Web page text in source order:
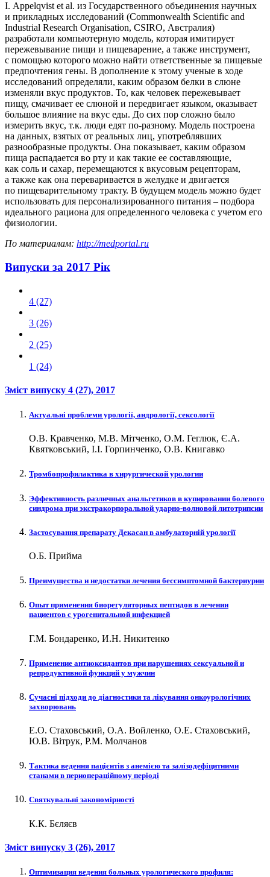
I. Appelqvist et al. из Государственного объеди­нения научных
и прикладных исследований (Commonwealth Scientific and
Industrial Research Organisation, CSIRO, Австралия)
разработали компьютерную модель, которая имитирует
пережевывание пищи и пищеварение, а также инструмент,
с помощью которого можно найти ответственные за пищевые
предпочтения гены. В дополнение к этому ученые в ходе
исследований определяли, каким образом белки в слюне
изменяли вкус продуктов. То, как человек пережевывает
пищу, смачивает ее слюной и передвигает языком, оказывает
большое влияние на вкус еды. До сих пор сложно было
измерить вкус, т.к. люди едят по-разному. Модель построена
на данных, взятых от реальных лиц, употреблявших
разнообразные продукты. Она показывает, каким образом
пища распадается во рту и как такие ее составляющие,
как соль и сахар, перемещаются к вкусовым рецепторам,
а также как она переваривается в желудке и двигается
по пищеварительному тракту. В будущем модель можно будет
использовать для персонализированного питания – подбора
идеального рациона для определенного человека с учетом его
физиологии.
По материалам: http://medportal.ru
Випуски за 2017 Рік
4 (27)
3 (26)
2 (25)
1 (24)
Зміст випуску 4 (27), 2017
Актуальні проблеми урології, андрології, сексології
О.В. Кравченко, М.В. Мітченко, О.М. Геглюк, Є.А.
Квятковський, І.І. Горпинченко, О.В. Книгавко
Тромбопрофилактика в хирургической урологии
Эффективность различных анальгетиков в купировании болевого
синдрома при экстракорпоральной ударно-волновой литотрипсии
Застосування препарату Декасан в амбулаторній урології
О.Б. Прийма
Преимущества и недостатки лечения бессимптомной бактериурии
Опыт применения биорегуляторных пептидов в лечении
пациентов с урогенитальной инфекцией
Г.М. Бондаренко, И.Н. Никитенко
Применение антиоксидантов при нарушениях сексуальной и
репродуктивной функций у мужчин
Сучасні підходи до діагностики та лікування онкоурологічних
захворювань
Е.О. Стаховський, О.А. Войленко, О.Е. Стаховський,
Ю.В. Вітрук, Р.М. Молчанов
Тактика ведення пацієнтів з анемією та залізодефіцитними
станами в периопераційному періоді
Святкувальні закономірності
К.К. Бєляєв
Зміст випуску 3 (26), 2017
Оптимизация ведения больных урологического профиля: